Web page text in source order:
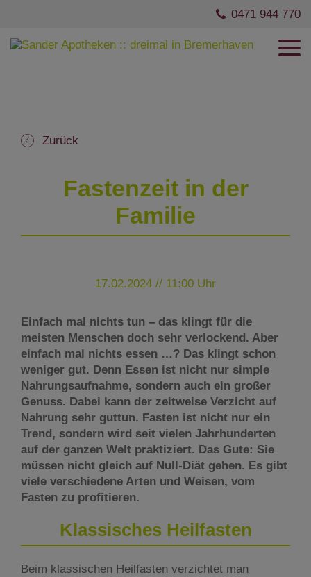
0471 944 770
Zurück
Fastenzeit in der
Familie
17.02.2024 // 11:00 Uhr
Einfach mal nichts tun – das klingt für die
meisten Menschen doch sehr verlockend. Aber
einfach mal nichts essen …? Das klingt schon
weniger gut. Denn Essen ist nicht nur simple
Nahrungsaufnahme, sondern auch ein großer
Genuss. Dabei kann der zeitweise Verzicht auf
Nahrung sehr guttun. Fasten ist nicht nur ein
Trend, sondern wird seit vielen Jahrhunderten
auf der ganzen Welt praktiziert. Das Gute: Sie
müssen nicht gleich auf Null-Diät gehen. Es gibt
viele verschiedene Arten und Weisen, vom
Fasten zu profitieren.
Klassisches Heilfasten
Beim klassischen Heilfasten verzichtet man